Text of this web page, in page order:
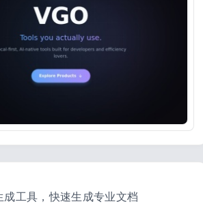
成工具，快速生成专业文档